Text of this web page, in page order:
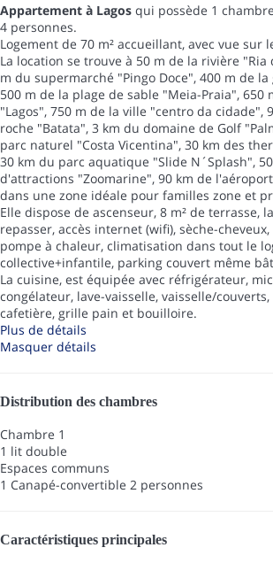
Appartement à Lagos qui possède 1
4 personnes.
Logement de 70 m² accueillant, avec vue sur
La location se trouve à 50 m de la rivière "Ria
m du supermarché "Pingo Doce", 400 m de la
500 m de la plage de sable "Meia-Praia", 650
"Lagos", 750 m de la ville "centro da cidade",
roche "Batata", 3 km du domaine de Golf
parc naturel "Costa Vicentina", 30 km des
30 km du parc aquatique "Slide N´Splash",
d'attractions "Zoomarine", 90 km de
dans une zone idéale pour familles zone et
Elle dispose de ascenseur, 8 m² de terrasse,
repasser, accès internet (wifi), sèche-
pompe à chaleur, climatisation dans tout le
collective+infantile, parking couvert même
La cuisine, est équipée avec réfrigérateur,
congélateur, lave-vaisselle, vaisselle/
cafetière, grille pain et bouilloire.
Plus de détails
Masquer détails
Distribution des chambres
Chambre 1
1 lit double
Espaces communs
1 Canapé-convertible 2 personnes
Caractéristiques principales